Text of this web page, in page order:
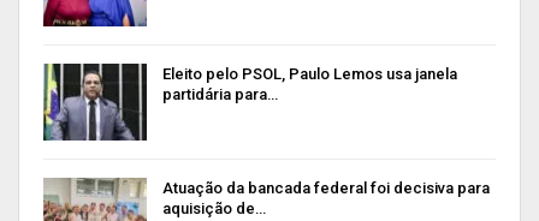
Eleito pelo PSOL, Paulo Lemos usa janela
partidária para…
Atuação da bancada federal foi decisiva para
aquisição de…